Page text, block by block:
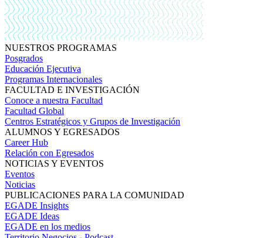
NUESTROS PROGRAMAS
Posgrados
Educación Ejecutiva
Programas Internacionales
FACULTAD E INVESTIGACIÓN
Conoce a nuestra Facultad
Facultad Global
Centros Estratégicos y Grupos de Investigación
ALUMNOS Y EGRESADOS
Career Hub
Relación con Egresados
NOTICIAS Y EVENTOS
Eventos
Noticias
PUBLICACIONES PARA LA COMUNIDAD
EGADE Insights
EGADE Ideas
EGADE en los medios